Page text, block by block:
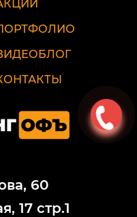
60
17 стр.1